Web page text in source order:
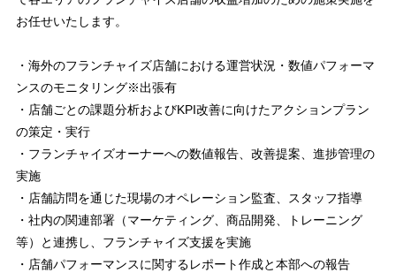
お任せいたします。
・海外のフランチャイズ店舗における運営状況・数値パフォーマ
ンスのモニタリング※出張有
・店舗ごとの課題分析およびKPI改善に向けたアクションプラン
の策定・実行
・フランチャイズオーナーへの数値報告、改善提案、進捗管理の
実施
・店舗訪問を通じた現場のオペレーション監査、スタッフ指導
・社内の関連部署（マーケティング、商品開発、トレーニング
等）と連携し、フランチャイズ支援を実施
・店舗パフォーマンスに関するレポート作成と本部への報告